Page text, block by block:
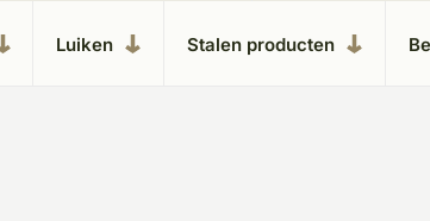
Luiken Stalen producten